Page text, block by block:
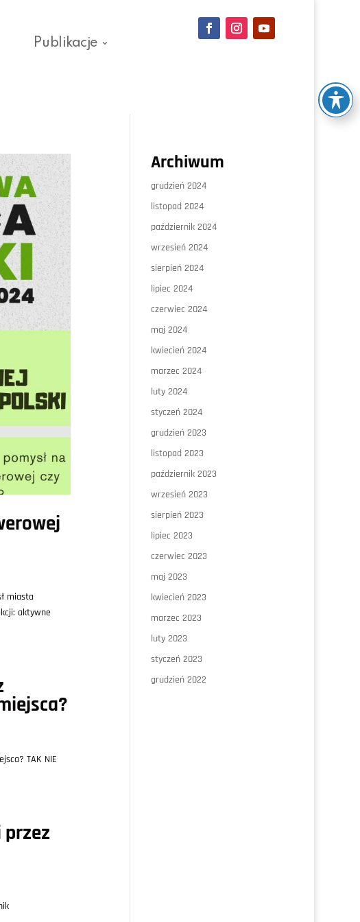
Publikacje
miasta
aktywne
TAK NIE
przez
Archiwum
grudzień 2024
listopad 2024
październik 2024
wrzesień 2024
sierpień 2024
lipiec 2024
czerwiec 2024
maj 2024
kwiecień 2024
marzec 2024
luty 2024
styczeń 2024
grudzień 2023
listopad 2023
październik 2023
wrzesień 2023
sierpień 2023
lipiec 2023
czerwiec 2023
maj 2023
kwiecień 2023
marzec 2023
luty 2023
styczeń 2023
grudzień 2022